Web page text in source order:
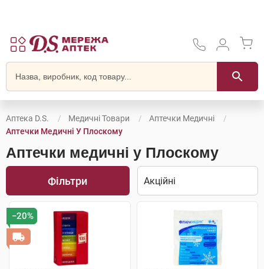
Аптека D.S. Медичні Товари
Аптечки Медичні
Аптечки Медичні У Плоскому
Аптечки медичні у Плоскому
Фільтри
−20%